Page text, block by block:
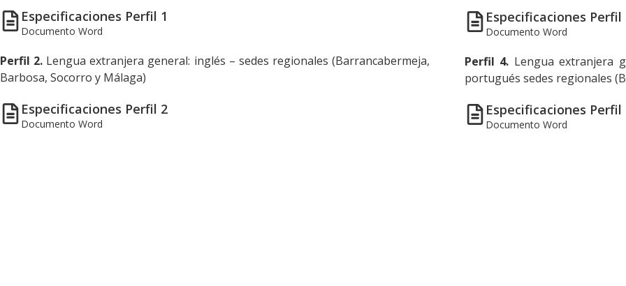
Especificaciones Perfil 1
Documento Word
Perfil 2. Lengua extranjera general: inglés – sedes regionales (Barrancabermeja,
Barbosa, Socorro y Málaga)
Especificaciones Perfil 2
Documento Word
Especificaciones Perfil
Documento Word
Perfil 4. Lengua extranjera
portugués sedes regionales
Especificaciones Perfil
Documento Word